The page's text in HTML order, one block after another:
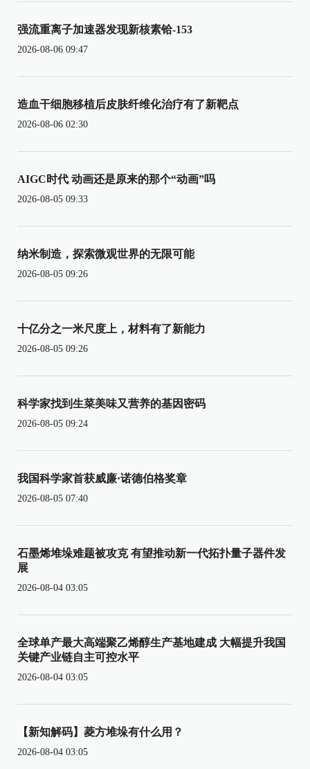
强流重离子加速器发现新核素铪-153
2026-08-06 09:47
造血干细胞移植后皮肤纤维化治疗有了新靶点
2026-08-06 02:30
AIGC时代 动画还是原来的那个“动画”吗
2026-08-05 09:33
纳米制造，探索微观世界的无限可能
2026-08-05 09:26
十亿分之一米尺度上，材料有了新能力
2026-08-05 09:26
科学家找到生菜美味又营养的基因密码
2026-08-05 09:24
我国科学家首获威廉·诺德伯格奖章
2026-08-05 07:40
石墨烯堆垛难题被攻克 有望推动新一代拓扑量子器件发
展
2026-08-04 03:05
全球单产最大高端聚乙烯醇生产基地建成 大幅提升我国
关键产业链自主可控水平
2026-08-04 03:05
【新知解码】菱方堆垛有什么用？
2026-08-04 03:05